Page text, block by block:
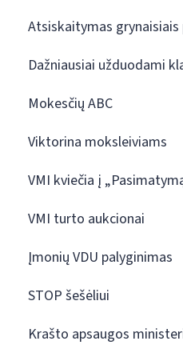
Atsiskaitymas grynaisiais
Dažniausiai užduodami
Mokesčių ABC
Viktorina moksleiviams
VMI kviečia į
VMI turto aukcionai
Įmonių VDU palyginimas
STOP šešėliui
Krašto apsaugos